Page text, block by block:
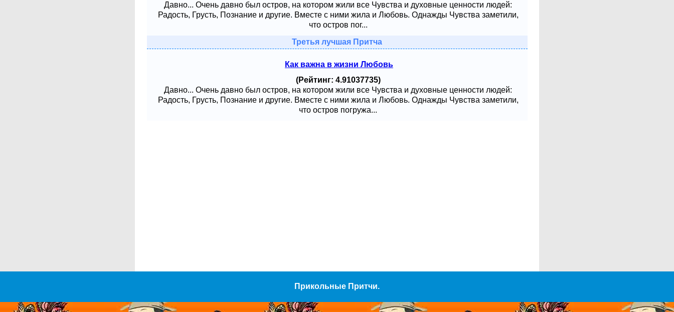
Давно... Очень давно был остров, на котором жили все Чувства и духовные ценности людей:
Радость, Грусть, Познание и другие. Вместе с ними жила и Любовь. Однажды Чувства заметили,
что остров пог...
Третья лучшая Притча
Как важна в жизни Любовь
(Рейтинг: 4.91037735)
Давно... Очень давно был остров, на котором жили все Чувства и духовные ценности людей:
Радость, Грусть, Познание и другие. Вместе с ними жила и Любовь. Однажды Чувства заметили,
что остров погружа...
Прикольные Притчи.